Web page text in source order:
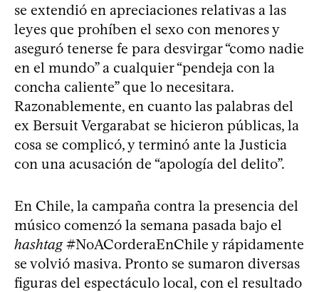
se extendió en apreciaciones relativas a las
leyes que prohíben el sexo con menores y
aseguró tenerse fe para desvirgar “como nadie
en el mundo” a cualquier “pendeja con la
concha caliente” que lo necesitara.
Razonablemente, en cuanto las palabras del
ex Bersuit Vergarabat se hicieron públicas, la
cosa se complicó, y terminó ante la Justicia
con una acusación de “apología del delito”.
En Chile, la campaña contra la presencia del
músico comenzó la semana pasada bajo el
hashtag#NoACorderaEnChile y rápidamente
se volvió masiva. Pronto se sumaron diversas
figuras del espectáculo local, con el resultado